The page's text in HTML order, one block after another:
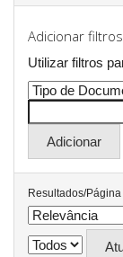
Adicionar
Utilizar filtros
Resultados/Página